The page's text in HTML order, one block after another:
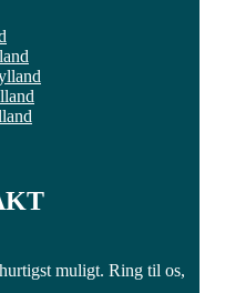
muligt. Ring til os,